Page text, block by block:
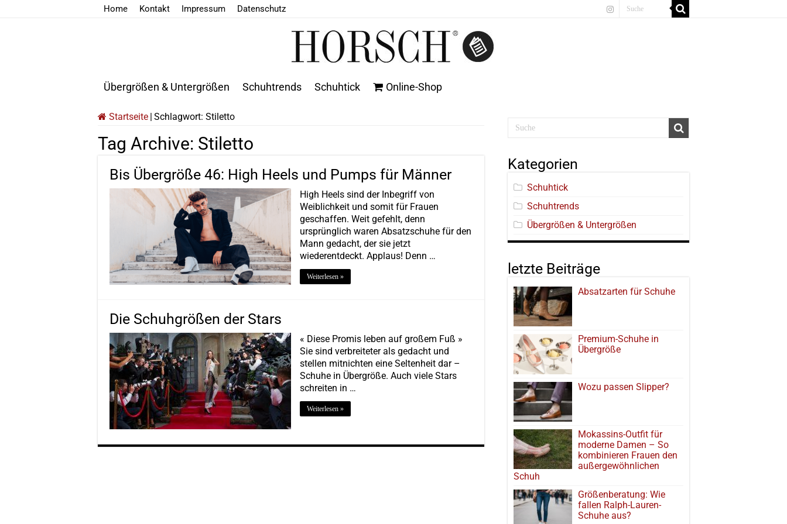
Home Kontakt Impressum Datenschutz
Übergrößen & Untergrößen Schuhtrends Schuhtick Online-Shop
Startseite Schlagwort: Stiletto
Tag Archive: Stiletto
Bis Übergröße 46: High Heels und Pumps für Männer
High Heels sind der Inbegriff von
Weiblichkeit und somit für Frauen
geschaffen. Weit gefehlt, denn
ursprünglich waren Absatzschuhe für den
Mann gedacht, der sie jetzt
wiederentdeckt. Applaus! Denn …
Weiterlesen »
Die Schuhgrößen der Stars
« Diese Promis leben auf großem Fuß »
Sie sind verbreiteter als gedacht und
stellen mitnichten eine Seltenheit dar –
Schuhe in Übergröße. Auch viele Stars
schreiten in …
Weiterlesen »
Kategorien
Schuhtick
Schuhtrends
Übergrößen & Untergrößen
letzte Beiträge
Absatzarten für Schuhe
Premium-Schuhe in
Übergröße
Wozu passen Slipper?
Mokassins-Outfit für
moderne Damen – So
kombinieren Frauen den
außergewöhnlichen
Schuh
Größenberatung: Wie
fallen Ralph-Lauren-
Schuhe aus?